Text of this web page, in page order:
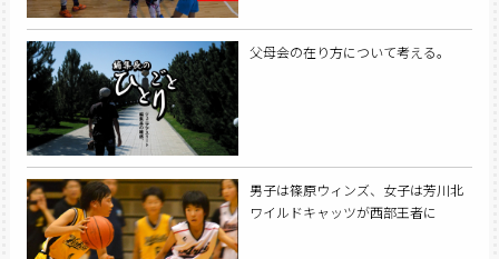
父母会の在り方について考える。
男子は篠原ウィンズ、女子は芳川北
ワイルドキャッツが西部王者に